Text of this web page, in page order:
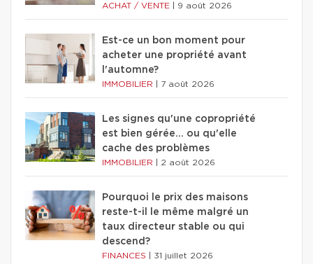
ACHAT / VENTE 9 août 2026
Est-ce un bon moment pour
acheter une propriété avant
l'automne?
IMMOBILIER 7 août 2026
Les signes qu'une copropriété
est bien gérée… ou qu'elle
cache des problèmes
IMMOBILIER 2 août 2026
Pourquoi le prix des maisons
reste-t-il le même malgré un
taux directeur stable ou qui
descend?
FINANCES 31 juillet 2026